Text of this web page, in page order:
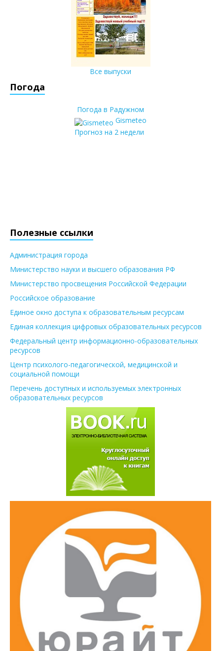
Все выпуски
Погода
Погода в Радужном
Gismeteo
Прогноз на 2 недели
Полезные ссылки
Администрация города
Министерство науки и высшего образования РФ
Министерство просвещения Российской Федерации
Российское образование
Единое окно доступа к образовательным ресурсам
Единая коллекция цифровых образовательных ресурсов
Федеральный центр информационно-образовательных
ресурсов
Центр психолого-педагогической, медицинской и
социальной помощи
Перечень доступных и используемых электронных
образовательных ресурсов